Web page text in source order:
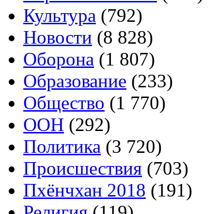
Культура (792)
Новости (8 828)
Оборона (1 807)
Образование (233)
Общество (1 770)
ООН (292)
Политика (3 720)
Происшествия (703)
Пхёнчхан 2018 (191)